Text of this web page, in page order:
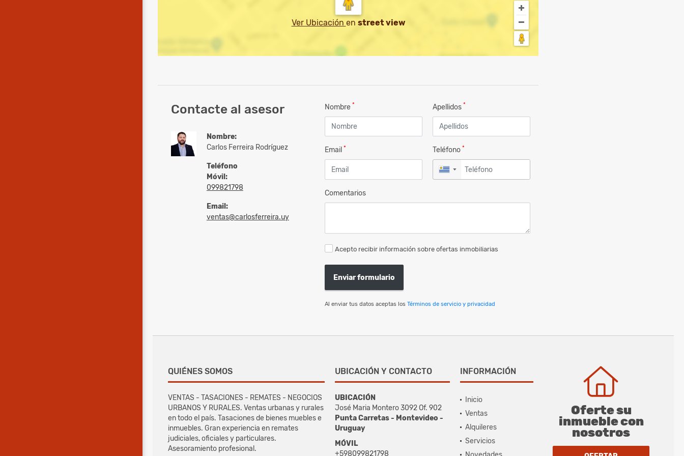
Ver Ubicación en street view
Contacte al asesor
Nombre:
Carlos Ferreira Rodríguez
Teléfono
Móvil:
099821798
Email:
ventas@carlosferreira.uy
Nombre * Apellidos *
Email * Teléfono *
▼
Comentarios
Acepto recibir información sobre ofertas inmobiliarias
Enviar formulario
Al enviar tus datos aceptas los Términos de servicio y privacidad
QUIÉNES SOMOS
VENTAS - TASACIONES - REMATES - NEGOCIOS
URBANOS Y RURALES. Ventas urbanas y rurales
en todo el país. Tasaciones de bienes muebles e
inmuebles. Gran experiencia en remates
judiciales, oficiales y particulares.
Asesoramiento profesional.
UBICACIÓN Y CONTACTO
UBICACIÓN
José Maria Montero 3092 Of. 902
Punta Carretas - Montevideo -
Uruguay
MÓVIL
+598099821798
INFORMACIÓN
Inicio
Ventas
Alquileres
Servicios
Oferte su
inmueble con
nosotros